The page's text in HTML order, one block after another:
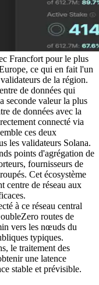
Francfort pour le plus
ce qui en fait l'un
de la région.
de données qui
seconde valeur la plus
de données avec la
connecté via
ces deux
les validateurs Solana.
points d'agrégation de
fournisseurs de
Cet écosystème
centre de réseau aux
à ce réseau central
routes de
vers les nœuds du
typiques.
le traitement des
une latence
stable et prévisible.